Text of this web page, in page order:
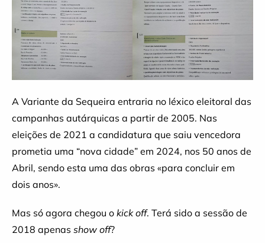
A Variante da Sequeira entraria no léxico eleitoral das
campanhas autárquicas a partir de 2005. Nas
eleições de 2021 a candidatura que saiu vencedora
prometia uma “nova cidade” em 2024, nos 50 anos de
Abril, sendo esta uma das obras «para concluir em
dois anos».
Mas só agora chegou o kick off. Terá sido a sessão de
2018 apenas show off?